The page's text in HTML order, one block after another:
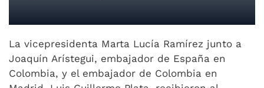
La vicepresidenta Marta Lucía Ramírez junto a
Joaquín Arístegui, embajador de España en
Colombia, y el embajador de Colombia en